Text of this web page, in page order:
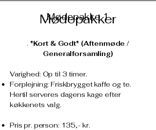
Mødepakker
Mødepakke 1
. "Kort & Godt" (Aftenmøde /
Generalforsamling)
Varighed: Op til 3 timer.
Forplejning: Friskbrygget kaffe og te.
Hertil serveres dagens kage efter
køkkenets valg.
Pris pr. person: 135,- kr.